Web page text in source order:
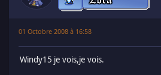
01 Octobre 2008 à 16:58
Windy15 je vois,je vois.